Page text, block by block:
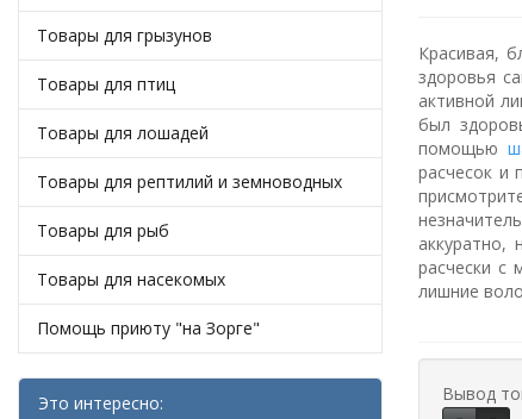
Товары для грызунов
Товары для птиц
Товары для лошадей
Товары для рептилий и земноводных
Товары для рыб
Товары для насекомых
Помощь приюту "на Зорге"
Это интересно:
Красивая,
здоровья
активной
был
помощью
расчесок и
расчески с
лишние
Вывод